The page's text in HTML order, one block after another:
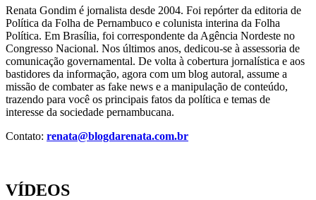
Renata Gondim é jornalista desde 2004. Foi repórter da editoria de
Política da Folha de Pernambuco e colunista interina da Folha
Política. Em Brasília, foi correspondente da Agência Nordeste no
Congresso Nacional. Nos últimos anos, dedicou-se à assessoria de
comunicação governamental. De volta à cobertura jornalística e aos
bastidores da informação, agora com um blog autoral, assume a
missão de combater as fake news e a manipulação de conteúdo,
trazendo para você os principais fatos da política e temas de
interesse da sociedade pernambucana.
Contato: renata@blogdarenata.com.br
VÍDEOS